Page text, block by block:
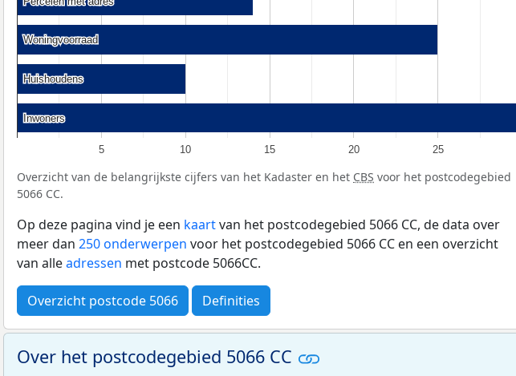
5 10 15 20 25
Woningvoorraad
Woningvoorraad
Huishoudens
Huishoudens
Inwoners
Inwoners
Overzicht van de belangrijkste cijfers van het Kadaster en het CBS voor het postcodegebied
5066 CC.
Op deze pagina vind je een kaartvan het postcodegebied 5066 CC, de data over
meer dan 250 onderwerpen voor het postcodegebied 5066 CC en een overzicht
van alleadressen met postcode 5066CC.
Overzicht postcode 5066 Definities
Over het postcodegebied 5066 CC